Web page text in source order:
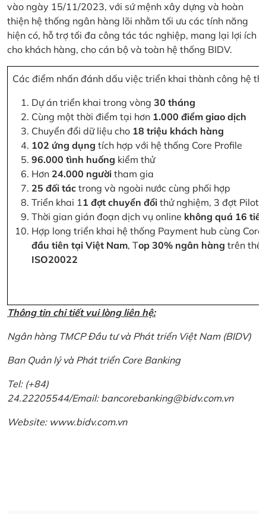
vào ngày 15/11/2023, với sứ mệnh xây dựng và hoàn
thiện hệ thống ngân hàng lõi nhằm tối ưu các tính năng
hiện có, hỗ trợ tối đa công tác tác nghiệp, mang lại lợi ích
cho khách hàng, cho cán bộ và toàn hệ thống BIDV.
Các điểm nhấn đánh dấu việc triển khai thành công hệ
Dự án triển khai trong vòng 30 tháng
Cùng một thời điểm tại hơn 1.000 điểm giao dịch
Chuyển đổi dữ liệu cho 18 triệu khách hàng
102 ứng dụng tích hợp với hệ thống Core Profile
96.000 tình huống kiểm thử
Hơn 24.000 người tham gia
25 đối tác trong và ngoài nước cùng phối hợp
Triển khai 11 đợt chuyển đổi thử nghiệm, 3 đợt Pilot
Thời gian gián đoạn dịch vụ online không quá 16
Hợp long triển khai hệ thống Payment hub cùng
đầu tiên tại Việt Nam, Top 30% ngân hàng trên thế
ISO20022
Thông tin chi tiết vui lòng liên hệ:
Ngân hàng TMCP Đầu tư và Phát triển Việt Nam (BIDV)
Ban Quản lý và Phát triển Core Banking
Tel: (+84)
24.22205544/Email: bancorebanking@bidv.com.vn
Website: www.bidv.com.vn